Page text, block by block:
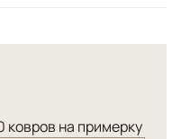
ваш интерьер.
оттенках зелёного,
изысканность в
на примерку